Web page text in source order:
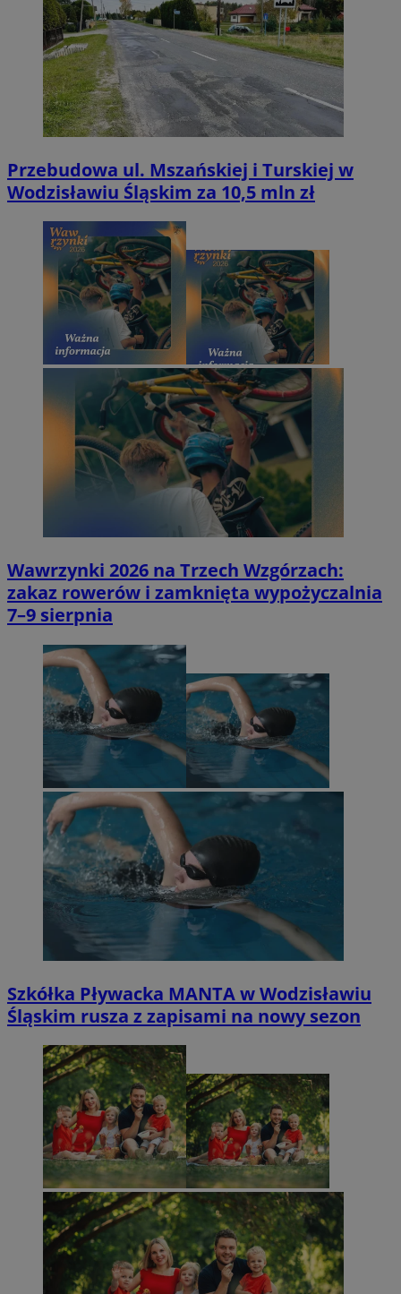
Przebudowa ul. Mszańskiej i Turskiej w
Wodzisławiu Śląskim za 10,5 mln zł
Wawrzynki 2026 na Trzech Wzgórzach:
zakaz rowerów i zamknięta wypożyczalnia
7–9 sierpnia
Szkółka Pływacka MANTA w Wodzisławiu
Śląskim rusza z zapisami na nowy sezon